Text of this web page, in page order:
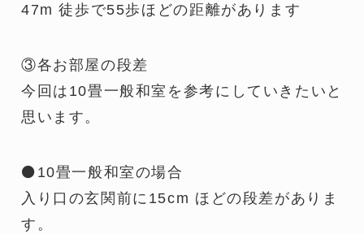
47m 徒歩で55歩ほどの距離があります
③各お部屋の段差
今回は10畳一般和室を参考にしていきたいと
思います。
⚫10畳一般和室の場合
入り口の玄関前に15cm ほどの段差がありま
す。